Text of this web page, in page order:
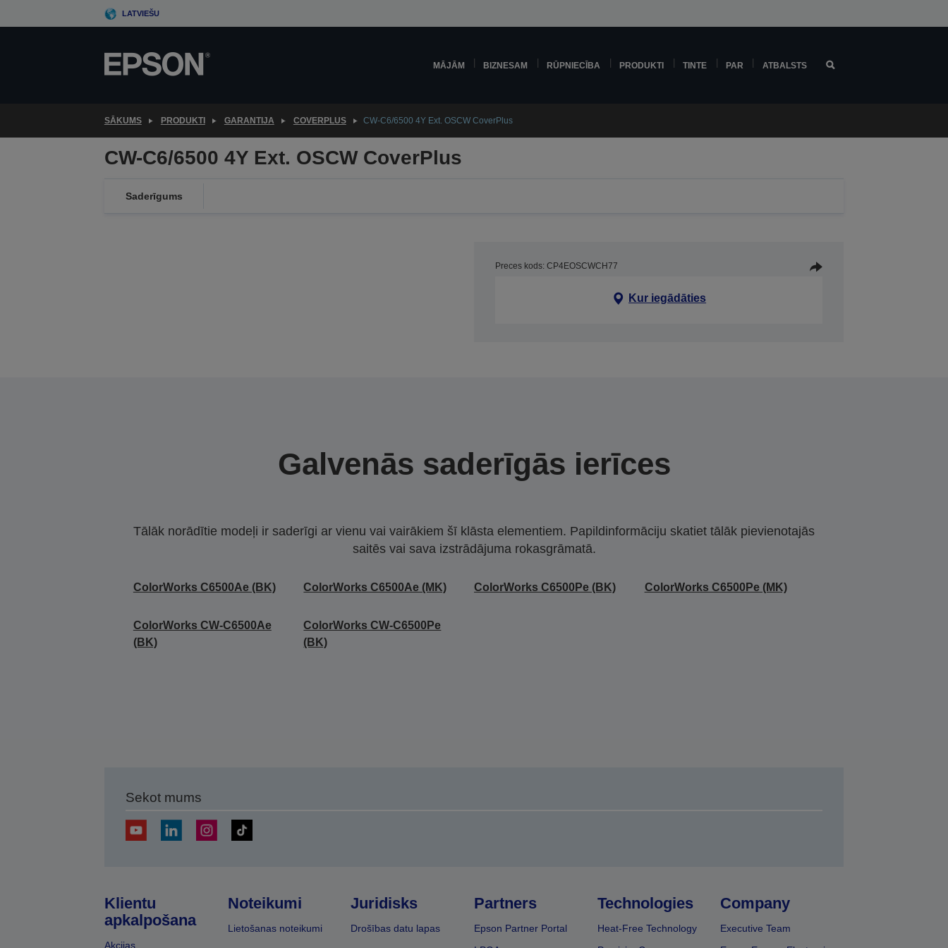
to
LATVIEŠU
MĀJĀM BIZNESAM RŪPNIECĪBA PRODUKTI TINTE PAR ATBALSTS
SĀKUMS PRODUKTI GARANTIJA COVERPLUS CW-C6/6500 4Y Ext. OSCW CoverPlus
CW-C6/6500 4Y Ext. OSCW CoverPlus
Saderīgums
Preces kods: CP4EOSCWCH77
Kur iegādāties
Galvenās saderīgās ierīces
Tālāk norādītie modeļi ir saderīgi ar vienu vai vairākiem šī klāsta elementiem. Papildinformāciju skatiet tālāk pievienotajās
saitēs vai sava izstrādājuma rokasgrāmatā.
ColorWorks C6500Ae (BK) ColorWorks C6500Ae (MK) ColorWorks C6500Pe (BK) ColorWorks C6500Pe (MK)
ColorWorks CW-C6500Ae
(BK)
ColorWorks CW-C6500Pe
(BK)
Sekot mums
Klientu
apkalpošana
Akcijas
Noteikumi
Lietošanas noteikumi
Juridisks
Drošības datu lapas
Partners
Epson Partner Portal
Technologies
Heat-Free Technology
Company
Executive Team